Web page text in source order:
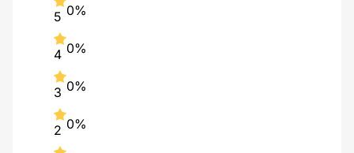
5 0%
4 0%
3 0%
2 0%